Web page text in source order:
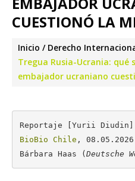
CUESTIONÓ LA
Inicio
Derecho
Tregua Rusia-Ucrania: qué
embajador ucraniano
BioBio Chile , 08.05.2026
Bárbara Haas (Deutsche